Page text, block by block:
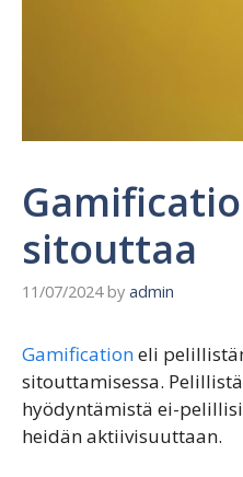
sitouttaa
11/07/2024 by admin
Gamificationeli
sitouttamisessa.
hyödyntämistä ei-
heidän aktiivisuuttaan.